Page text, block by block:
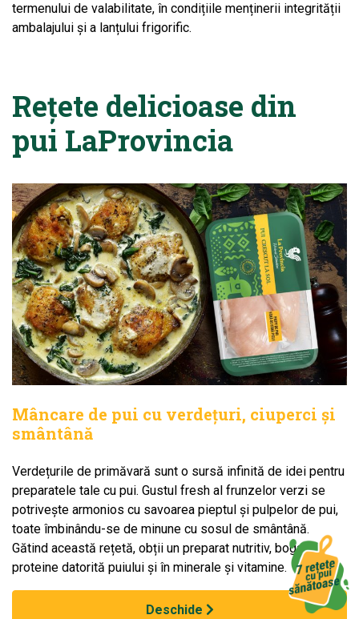
termenului de valabilitate, în condițiile menținerii integrității
ambalajului și a lanțului frigorific.
Rețete delicioase din
pui LaProvincia
Mâncare de pui cu verdețuri, ciuperci și
smântână
Verdețurile de primăvară sunt o sursă infinită de idei pentru
preparatele tale cu pui. Gustul fresh al frunzelor verzi se
potrivește armonios cu savoarea pieptul și pulpelor de pui,
toate îmbinându-se de minune cu sosul de smântână.
Gătind această rețetă, obții un preparat nutritiv, bogat în
proteine datorită puiului și în minerale și vitamine.
Deschide